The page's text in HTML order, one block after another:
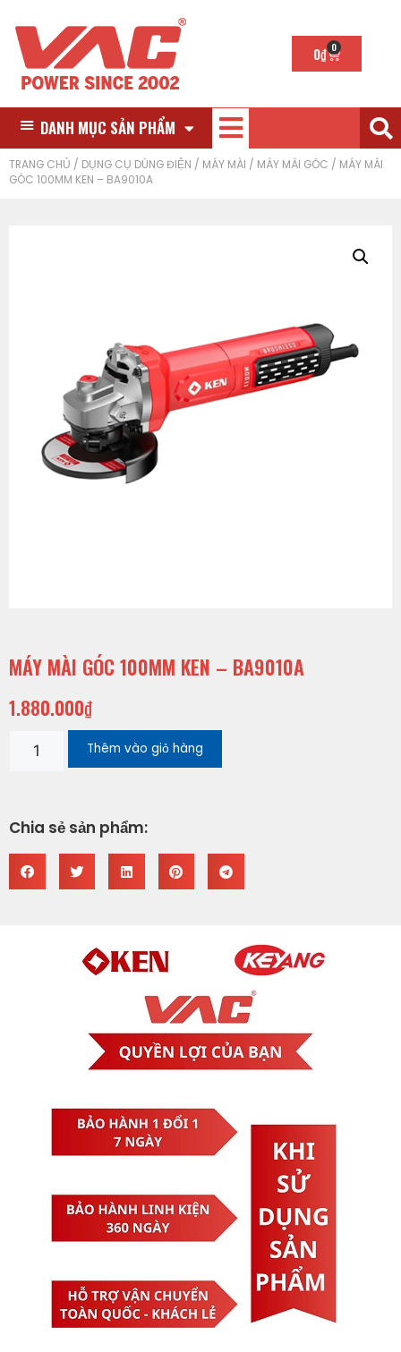
0₫ 0
DANH MỤC SẢN PHẨM
TRANG CHỦ / DỤNG CỤ DÙNG ĐIỆN / MÁY MÀI / MÁY MÀI GÓC / MÁY MÀI
GÓC 100MM KEN – BA9010A
MÁY MÀI GÓC 100MM KEN – BA9010A
1.880.000₫
Thêm vào giỏ hàng
Chia sẻ sản phẩm: